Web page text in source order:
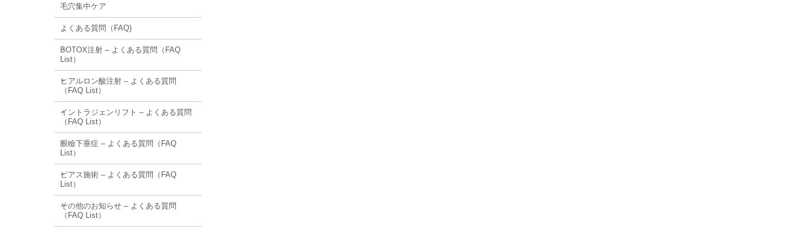
毛穴集中ケア
よくある質問（FAQ)
BOTOX注射 – よくある質問（FAQ
List）
ヒアルロン酸注射 – よくある質問
（FAQ List）
イントラジェンリフト – よくある質問
（FAQ List）
眼瞼下垂症 – よくある質問（FAQ
List）
ピアス施術 – よくある質問（FAQ
List）
その他のお知らせ – よくある質問
（FAQ List）